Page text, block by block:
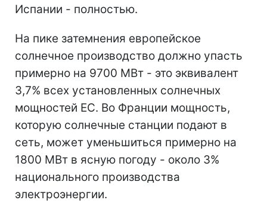
Испании - полностью.
На пике затемнения европейское
солнечное производство должно упасть
примерно на 9700 МВт - это эквивалент
3,7% всех установленных солнечных
мощностей ЕС. Во Франции мощность,
которую солнечные станции подают в
сеть, может уменьшиться примерно на
1800 МВт в ясную погоду - около 3%
национального производства
электроэнергии.